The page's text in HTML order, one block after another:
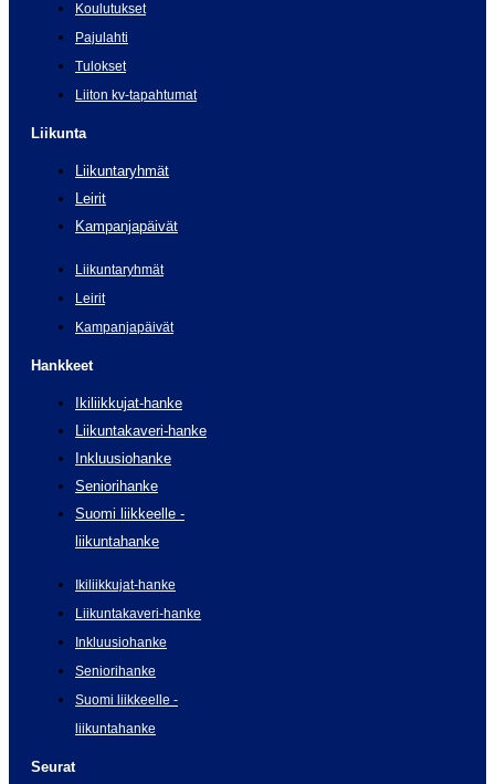
Koulutukset
Pajulahti
Tulokset
Liiton kv-tapahtumat
Liikunta
Liikuntaryhmät
Leirit
Kampanjapäivät
Liikuntaryhmät
Leirit
Kampanjapäivät
Hankkeet
Ikiliikkujat-hanke
Liikuntakaveri-hanke
Inkluusiohanke
Seniorihanke
Suomi liikkeelle -
liikuntahanke
Ikiliikkujat-hanke
Liikuntakaveri-hanke
Inkluusiohanke
Seniorihanke
Suomi liikkeelle -
liikuntahanke
Seurat